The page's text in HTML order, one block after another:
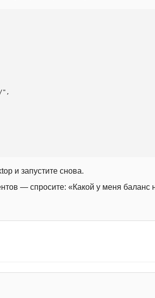
и запустите снова.
— спросите: «Какой у меня баланс